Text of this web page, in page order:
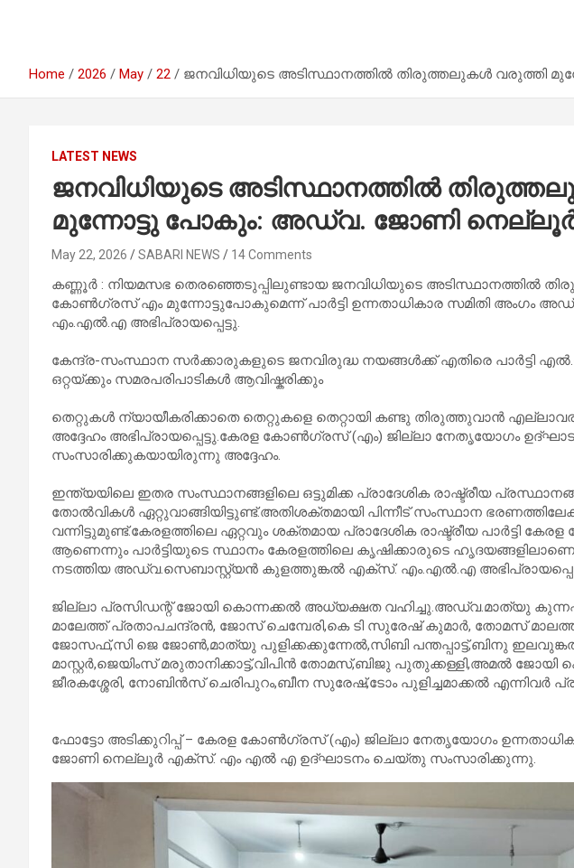
Home 2026 May 22 ജനവിധിയുടെ അടിസ്ഥാനത്തിൽ തിരുത്തലുകൾ വരുത്തി
LATEST NEWS
ജനവിധിയുടെ അടിസ്ഥാനത്തിൽ
മുന്നോട്ടു പോകും: അഡ്വ. ജോണി
May 22, 2026 SABARI NEWS 14 Comments
കണ്ണൂർ : നിയമസഭ തെരഞ്ഞെടുപ്പിലുണ്ടായ ജനവിധിയുടെ അടിസ്ഥാനത്തിൽ
കോൺഗ്രസ് എം മുന്നോട്ടുപോകുമെന്ന് പാർട്ടി ഉന്നതാധികാര സമിതി
എം.എൽ.എ അഭിപ്രായപ്പെട്ടു.
കേന്ദ്ര-സംസ്ഥാന സർക്കാരുകളുടെ ജനവിരുദ്ധ നയങ്ങൾക്ക് എതിരെ പാർട്ടി
ഒറ്റയ്ക്കും സമരപരിപാടികൾ ആവിഷ്കരിക്കും
തെറ്റുകൾ ന്യായീകരിക്കാതെ തെറ്റുകളെ തെറ്റായി കണ്ടു തിരുത്തുവാൻ
അദ്ദേഹം അഭിപ്രായപ്പെട്ടു.കേരള കോൺഗ്രസ്‌ (എം) ജില്ലാ നേതൃയോഗം
സംസാരിക്കുകയായിരുന്നു അദ്ദേഹം.
ഇന്ത്യയിലെ ഇതര സംസ്ഥാനങ്ങളിലെ ഒട്ടുമിക്ക പ്രാദേശിക രാഷ്ട്രീയ
തോൽവികൾ ഏറ്റുവാങ്ങിയിട്ടുണ്ട്.അതിശക്തമായി പിന്നീട് സംസ്ഥാന
വന്നിട്ടുമുണ്ട്.കേരളത്തിലെ ഏറ്റവും ശക്തമായ പ്രാദേശിക രാഷ്ട്രീയ പാർട്ടി
ആണെന്നും പാർട്ടിയുടെ സ്ഥാനം കേരളത്തിലെ കൃഷിക്കാരുടെ
നടത്തിയ അഡ്വ.സെബാസ്റ്റ്യൻ കുളത്തുങ്കൽ എക്സ്. എം.എൽ.എ
ജില്ലാ പ്രസിഡന്റ് ജോയി കൊന്നക്കൽ അധ്യക്ഷത വഹിച്ചു.അഡ്വ.മാത്യു
മാലേത്ത് പ്രതാപചന്ദ്രൻ, ജോസ് ചെമ്പേരി,കെ ടി സുരേഷ് കുമാർ, തോമസ്
ജോസഫ്,സി ജെ ജോൺ,മാത്യു പുളിക്കക്കുന്നേൽ,സിബി പന്തപ്പാട്ട്,ബിനു
മാസ്റ്റർ,ജെയിംസ് മരുതാനിക്കാട്ട്,വിപിൻ തോമസ്,ബിജു പുതുക്കള്ളി,അമൽ
ജീരകശ്ശേരി, നോബിൻസ് ചെരിപുറം,ബീന സുരേഷ്,ടോം പുളിച്ചമാക്കൽ എന്നിവർ
ഫോട്ടോ അടിക്കുറിപ്പ് – കേരള കോൺഗ്രസ്‌ (എം) ജില്ലാ നേതൃയോഗം
ജോണി നെല്ലൂർ എക്സ്. എം എൽ എ ഉദ്ഘാടനം ചെയ്തു സംസാരിക്കുന്നു.